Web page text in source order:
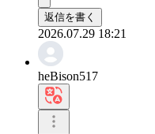
返信を書く
2026.07.29 18:21
heBison517